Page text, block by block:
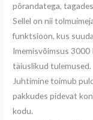
põrandatega,
Sellel on nii
funktsioon, kus
Imemisvõimsus
täiuslikud tulemused.
Juhtimine toimub
pakkudes pidevat
kodu.